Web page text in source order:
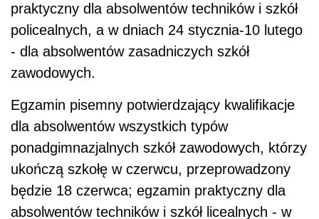
praktyczny dla absolwentów techników i szkół
policealnych, a w dniach 24 stycznia-10 lutego
- dla absolwentów zasadniczych szkół
zawodowych.
Egzamin pisemny potwierdzający kwalifikacje
dla absolwentów wszystkich typów
ponadgimnazjalnych szkół zawodowych, którzy
ukończą szkołę w czerwcu, przeprowadzony
będzie 18 czerwca; egzamin praktyczny dla
absolwentów techników i szkół licealnych - w